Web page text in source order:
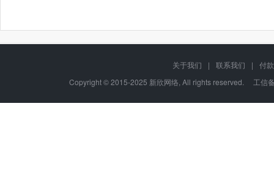
关于我们 | 联系我们 |
付
Copyright © 2015-2025 新欣网络, All rights reserved. 工信